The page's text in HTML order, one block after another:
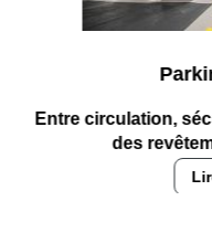
Entre circulation,